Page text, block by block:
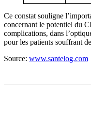
Ce constat souligne
concernant le potentiel du
complications, dans
pour les patients souffrant
Source: www.santelog.com